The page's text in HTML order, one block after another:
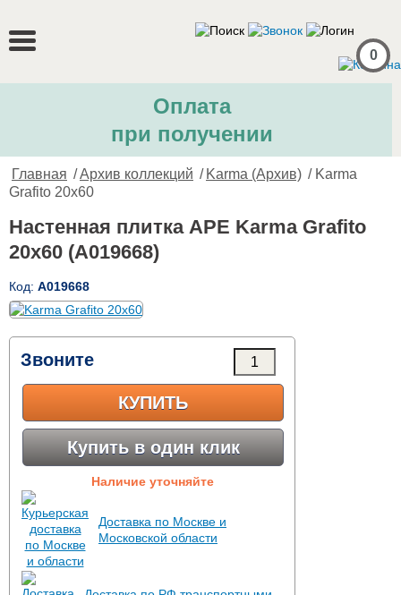
0
Оплата
при получении
Главная /Архив коллекций / Karma (Архив) / Karma
Grafito 20x60
Настенная плитка APE Karma Grafito
20x60 (A019668)
Код: A019668
Звоните
КУПИТЬ
Купить в один клик
Наличие уточняйте
Доставка по Москве и
Московской области